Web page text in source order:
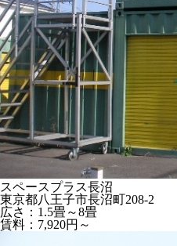
スペースプラス長沼
東京都八王子市長沼町208-2
広さ：1.5畳～8畳
賃料：7,920円～